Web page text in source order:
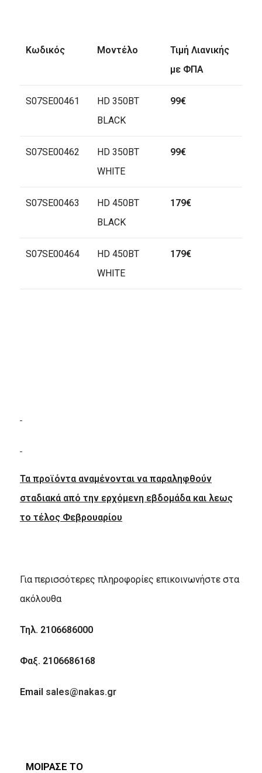
Κωδικός Μοντέλο
Τιμή Λιανικής
με ΦΠΑ
S07SE00461
HD 350BT
BLACK
99€
S07SE00462
HD 350BT
WHITE
99€
S07SE00463
HD 450BT
BLACK
179€
S07SE00464
HD 450BT
WHITE
179€
Τα προϊόντα αναμένονται να παραληφθούν
σταδιακά από την ερχόμενη εβδομάδα και λεως
το τέλος Φεβρουαρίου
Για περισσότερες πληροφορίες επικοινωνήστε στα
ακόλουθα
Τηλ. 2106686000
Φαξ. 2106686168
Email sales@nakas.gr
ΜΟΙΡΑΣΕ ΤΟ